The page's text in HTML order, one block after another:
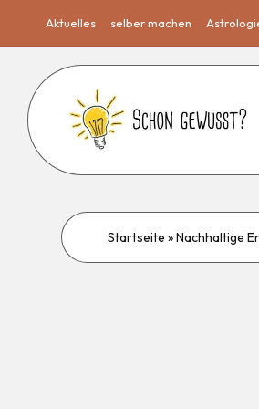
Aktuelles selber machen
Startseite »Nachhaltige